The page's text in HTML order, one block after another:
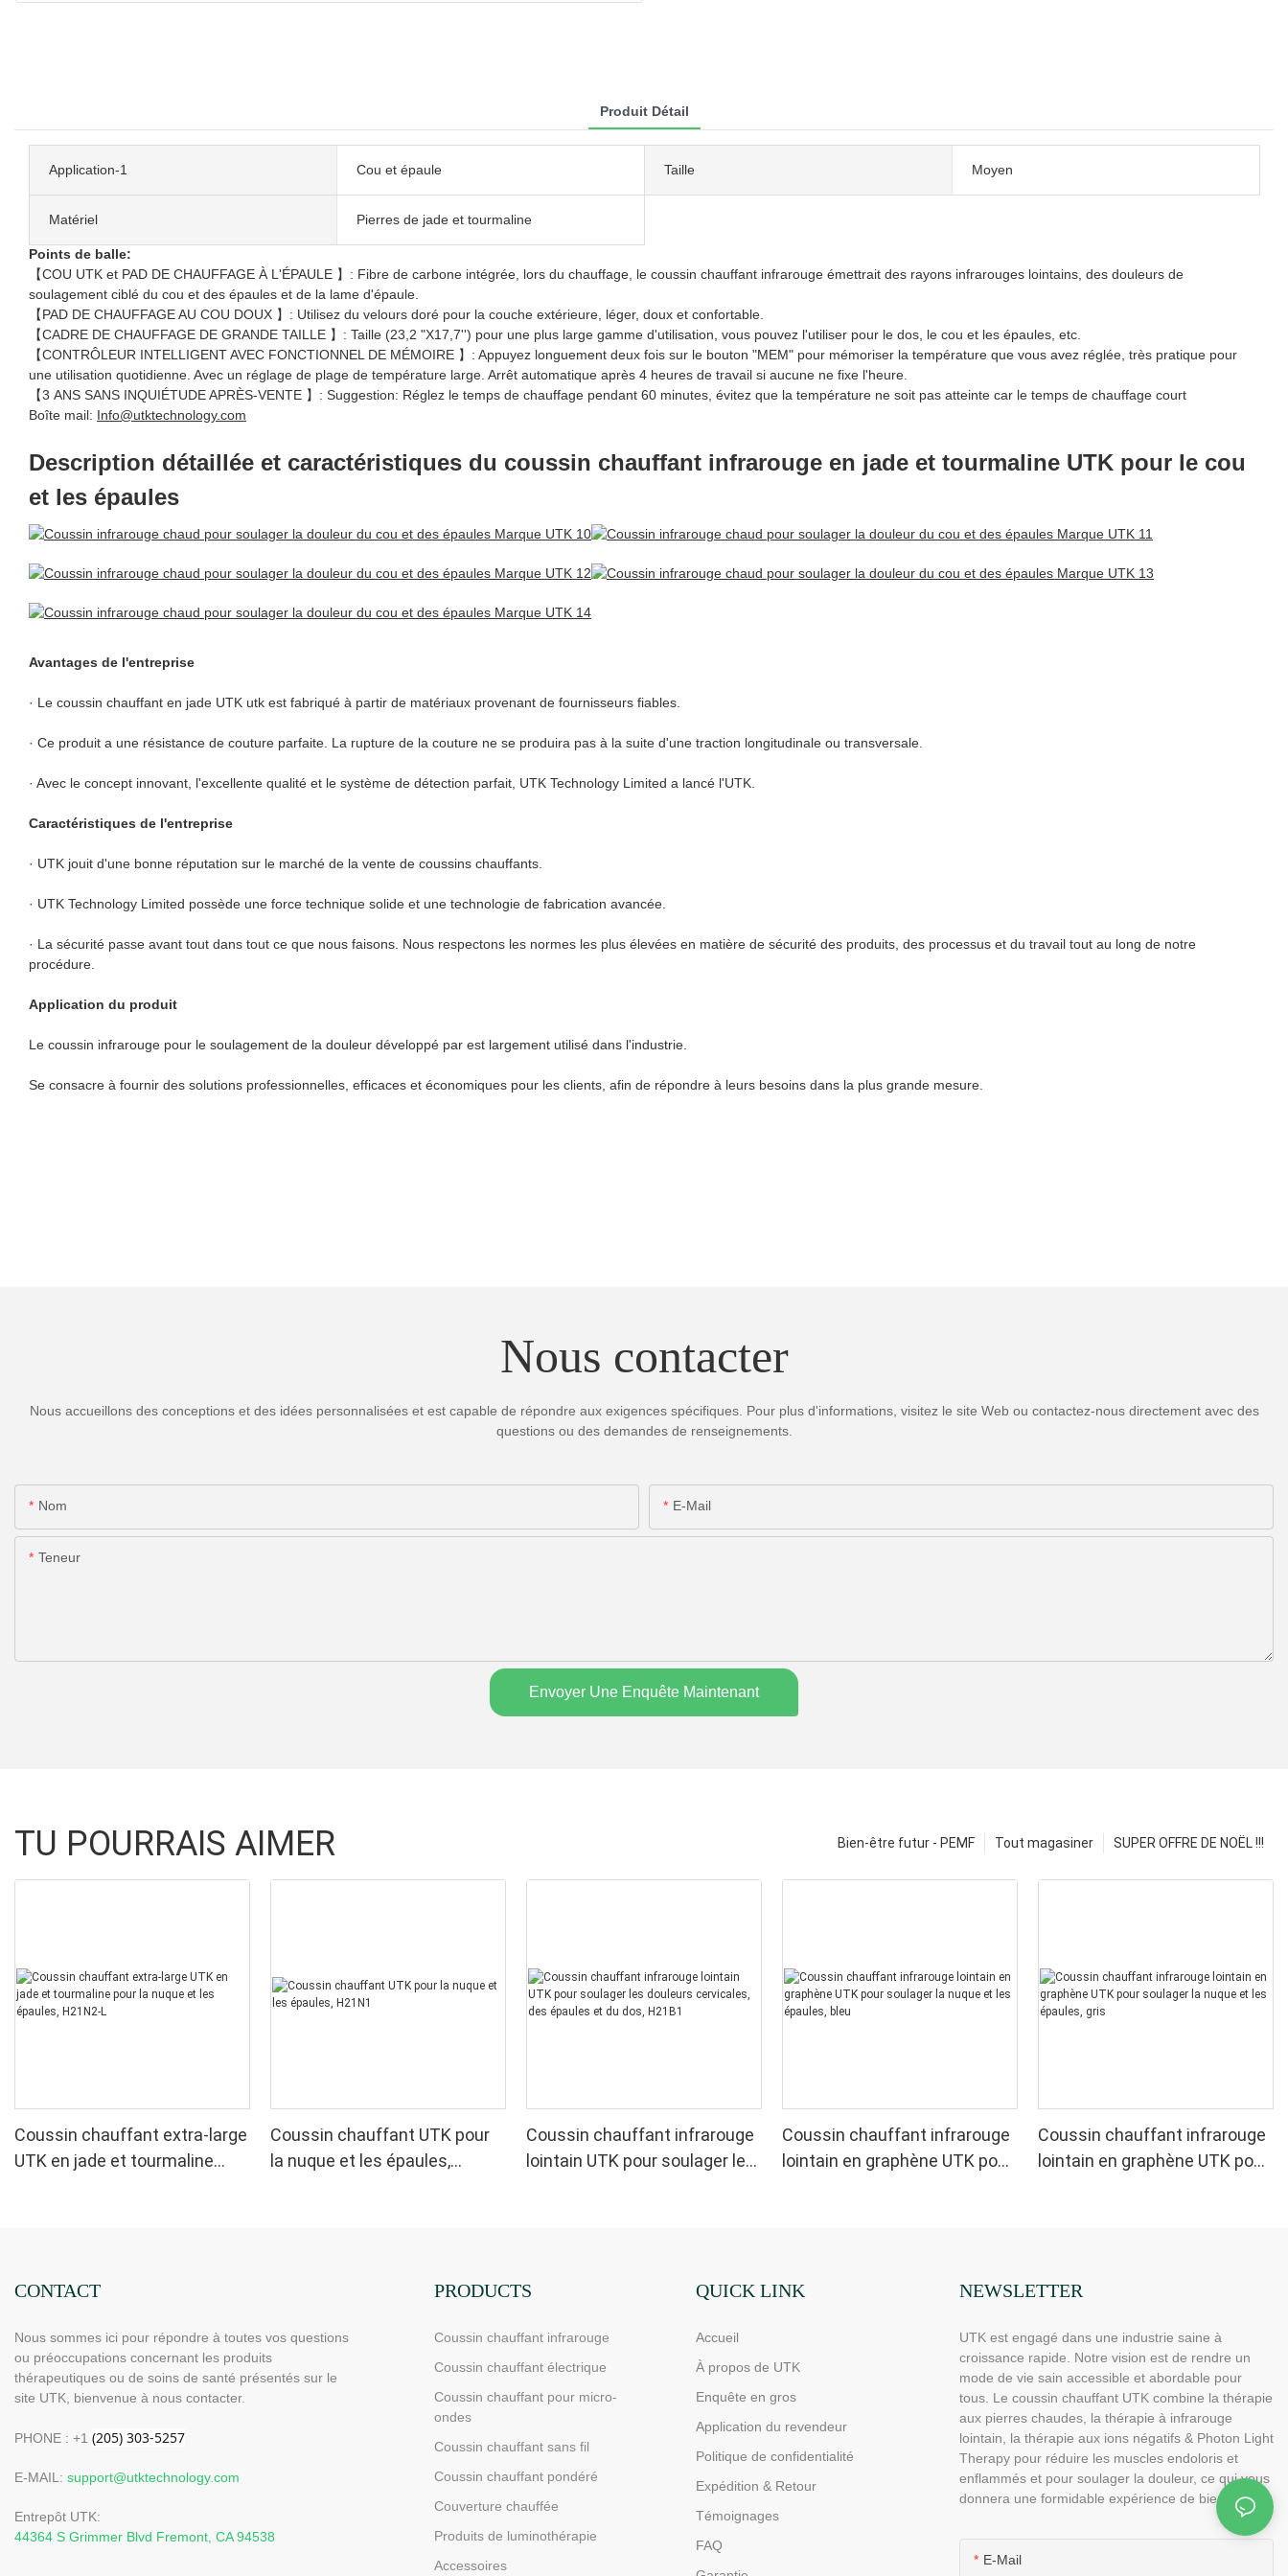
Produit Détail
Application-1 Cou et épaule Taille Moyen
Matériel Pierres de jade et tourmaline
Points de balle:
【COU UTK et PAD DE CHAUFFAGE À L'ÉPAULE 】: Fibre de carbone intégrée, lors du chauffage, le coussin chauffant infrarouge émettrait des rayons infrarouges lointains, des douleurs de
soulagement ciblé du cou et des épaules et de la lame d'épaule.
【PAD DE CHAUFFAGE AU COU DOUX 】: Utilisez du velours doré pour la couche extérieure, léger, doux et confortable.
【CADRE DE CHAUFFAGE DE GRANDE TAILLE 】: Taille (23,2 "X17,7'') pour une plus large gamme d'utilisation, vous pouvez l'utiliser pour le dos, le cou et les épaules, etc.
【CONTRÔLEUR INTELLIGENT AVEC FONCTIONNEL DE MÉMOIRE 】: Appuyez longuement deux fois sur le bouton "MEM" pour mémoriser la température que vous avez réglée, très pratique pour
une utilisation quotidienne. Avec un réglage de plage de température large. Arrêt automatique après 4 heures de travail si aucune ne fixe l'heure.
【3 ANS SANS INQUIÉTUDE APRÈS-VENTE 】: Suggestion: Réglez le temps de chauffage pendant 60 minutes, évitez que la température ne soit pas atteinte car le temps de chauffage court
Boîte mail: Info@utktechnology.com
Description détaillée et caractéristiques du coussin chauffant infrarouge en jade et tourmaline UTK pour le cou
et les épaules
Avantages de l'entreprise
· Le coussin chauffant en jade UTK utk est fabriqué à partir de matériaux provenant de fournisseurs fiables.
· Ce produit a une résistance de couture parfaite. La rupture de la couture ne se produira pas à la suite d'une traction longitudinale ou transversale.
· Avec le concept innovant, l'excellente qualité et le système de détection parfait, UTK Technology Limited a lancé l'UTK.
Caractéristiques de l'entreprise
· UTK jouit d'une bonne réputation sur le marché de la vente de coussins chauffants.
· UTK Technology Limited possède une force technique solide et une technologie de fabrication avancée.
· La sécurité passe avant tout dans tout ce que nous faisons. Nous respectons les normes les plus élevées en matière de sécurité des produits, des processus et du travail tout au long de notre
procédure.
Application du produit
Le coussin infrarouge pour le soulagement de la douleur développé par est largement utilisé dans l'industrie.
Se consacre à fournir des solutions professionnelles, efficaces et économiques pour les clients, afin de répondre à leurs besoins dans la plus grande mesure.
Nous contacter
Nous accueillons des conceptions et des idées personnalisées et est capable de répondre aux exigences spécifiques. Pour plus d'informations, visitez le site Web ou contactez-nous directement avec des
questions ou des demandes de renseignements.
Nom E-Mail
Teneur
Envoyer Une Enquête Maintenant
TU POURRAIS AIMER SUPER OFFRE DE NOËL !!!
Tout magasiner
Bien-être futur - PEMF
Coussin chauffant extra-large
UTK en jade et tourmaline
Coussin chauffant UTK pour
la nuque et les épaules,
Coussin chauffant infrarouge
lointain UTK pour soulager les
Coussin chauffant infrarouge
lointain en graphène UTK pour
Coussin chauffant infrarouge
lointain en graphène UTK pour
CONTACT
Nous sommes ici pour répondre à toutes vos questions
ou préoccupations concernant les produits
thérapeutiques ou de soins de santé présentés sur le
site UTK, bienvenue à nous contacter.
PHONE : +1
E-MAIL: support@utktechnology.com
Entrepôt UTK:
44364 S Grimmer Blvd Fremont, CA 94538
PRODUCTS
Coussin chauffant infrarouge
Coussin chauffant électrique
Coussin chauffant pour micro-
ondes
Coussin chauffant sans fil
Coussin chauffant pondéré
Couverture chauffée
Produits de luminothérapie
Accessoires
QUICK LINK
Accueil
À propos de UTK
Enquête en gros
Application du revendeur
Politique de confidentialité
Expédition & Retour
Témoignages
FAQ
NEWSLETTER
UTK est engagé dans une industrie saine à
croissance rapide. Notre vision est de rendre un
mode de vie sain accessible et abordable pour
tous. Le coussin chauffant UTK combine la thérapie
aux pierres chaudes, la thérapie à infrarouge
lointain, la thérapie aux ions négatifs & Photon Light
Therapy pour réduire les muscles endoloris et
enflammés et pour soulager la douleur, ce qui vous
donnera une formidable expérience de bien-être.
E-Mail